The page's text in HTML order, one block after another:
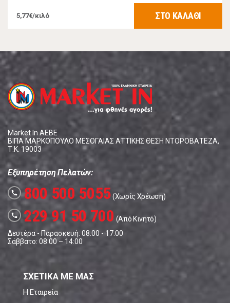
5,77€/κιλό ΣΤΟ ΚΑΛΑΘΙ
Market In ΑΕΒΕ
ΒΙΠΑ ΜΑΡΚΟΠΟΥΛΟ ΜΕΣΟΓΑΙΑΣ ΑΤΤΙΚΗΣ ΘΕΣΗ ΝΤΟΡΟΒΑΤΕΖΑ,
Τ.Κ. 19003
Εξυπηρέτηση Πελατών:
call 800 500 5055(Χωρίς Χρέωση)
call 229 91 50 700 (Από Κινητό)
Δευτέρα - Παρασκευή: 08:00 - 17:00
Σάββατο: 08:00 – 14:00
ΣΧΕΤΙΚΑ ΜΕ ΜΑΣ
Η Εταιρεία